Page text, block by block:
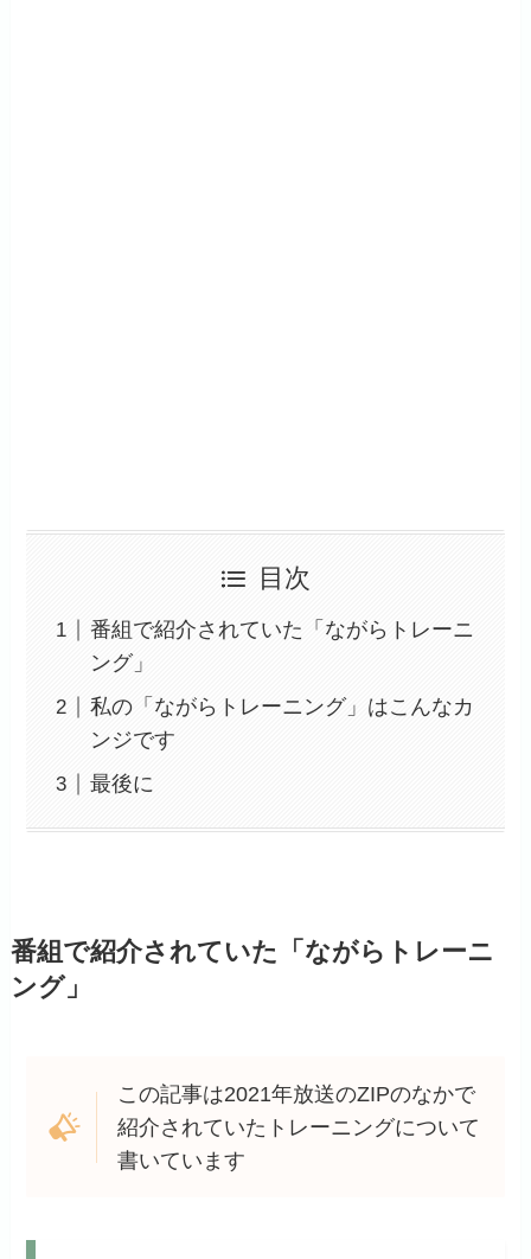
目次
番組で紹介されていた「ながらトレーニ
ング」
私の「ながらトレーニング」はこんなカ
ンジです
最後に
番組で紹介されていた「ながらトレーニ
ング」
この記事は2021年放送のZIPのなかで
紹介されていたトレーニングについて
書いています